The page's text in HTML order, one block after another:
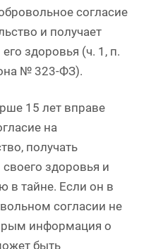
согласие
и получает
здоровья (ч. 1, п.
№ 323-ФЗ).
15 лет вправе
на
получать
здоровья и
в тайне. Если он в
согласии не
информация о
быть